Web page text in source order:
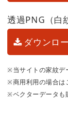
透過PNG（白
ダウンロ
※当サイトの家紋デ
※商用利用の場合は
※ベクターデータも